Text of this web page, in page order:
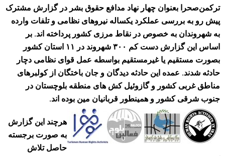
ترکمن‌صحرا بعنوان چهار نهاد مدافع حقوق بشر در گزارش مشترک
پیش رو به بررسی عملکرد یکساله نیروهای نظامی و تلفات وارده
به شهروندان به خصوص در نقاط مرزی کشور پرداخته اند. بر
اساس این گزارش دست کم ۳۰۰ شهروند در ۱۱ استان کشور
بصورت مستقیم یا غیرمستقیم بواسطه عمل قوای نظامی دچار
حادثه شدند. عمده این حادثه دیدگان و جان باختگان از کولبرهای
مناطق غربی کشور و گازوئیل کش های منطقه بلوچستان در
جنوب شرقی کشور و همینطور قربانیان مین بوده اند.
هرچند این گزارش
به صورت برجسته
حاصل تلاش